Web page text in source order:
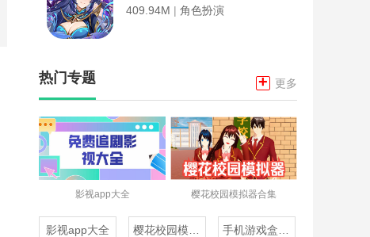
409.94M | 角色扮演
热门专题 + 更多
影视app大全 樱花校园模拟器合集
影视app大全